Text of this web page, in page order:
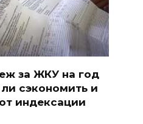
за ЖКУ на год
сэкономить и
индексации